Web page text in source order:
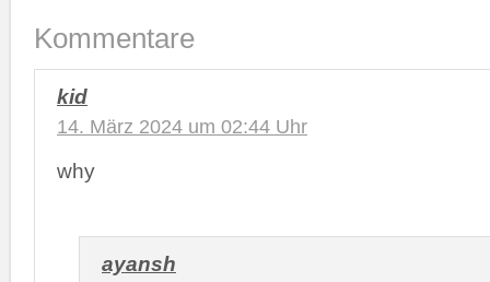
Kommentare
kid
14. März 2024 um 02:44 Uhr
why
ayansh